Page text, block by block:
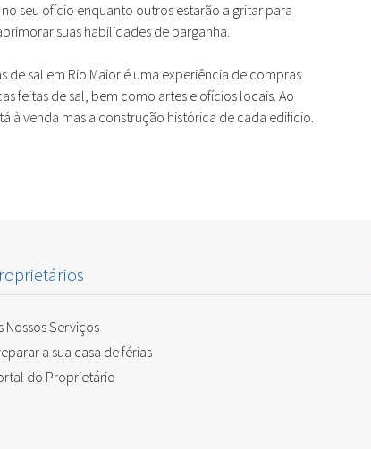
seu ofício enquanto outros estarão a gritar para
suas habilidades de barganha.
de sal em Rio Maior é uma experiência de compras
feitas de sal, bem como artes e ofícios locais. Ao
à venda mas a construção histórica de cada edifício.
Nossos Serviços
a sua casa de férias
do Proprietário